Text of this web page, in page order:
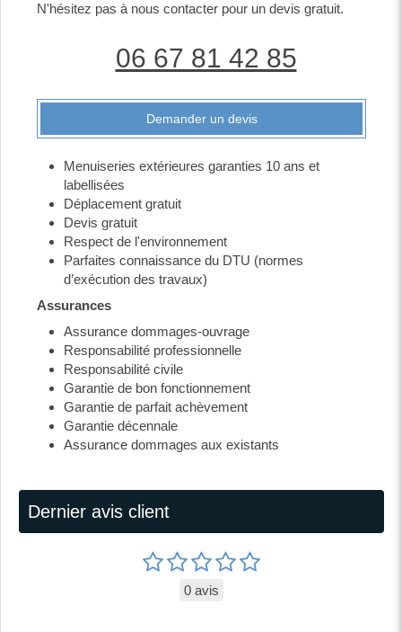
N'hésitez pas à nous contacter pour un devis gratuit.
06 67 81 42 85
Demander un devis
Menuiseries extérieures garanties 10 ans et
labellisées
Déplacement gratuit
Devis gratuit
Respect de l'environnement
Parfaites connaissance du DTU (normes
d’exécution des travaux)
Assurances
Assurance dommages-ouvrage
Responsabilité professionnelle
Responsabilité civile
Garantie de bon fonctionnement
Garantie de parfait achèvement
Garantie décennale
Assurance dommages aux existants
Dernier avis client
0 avis